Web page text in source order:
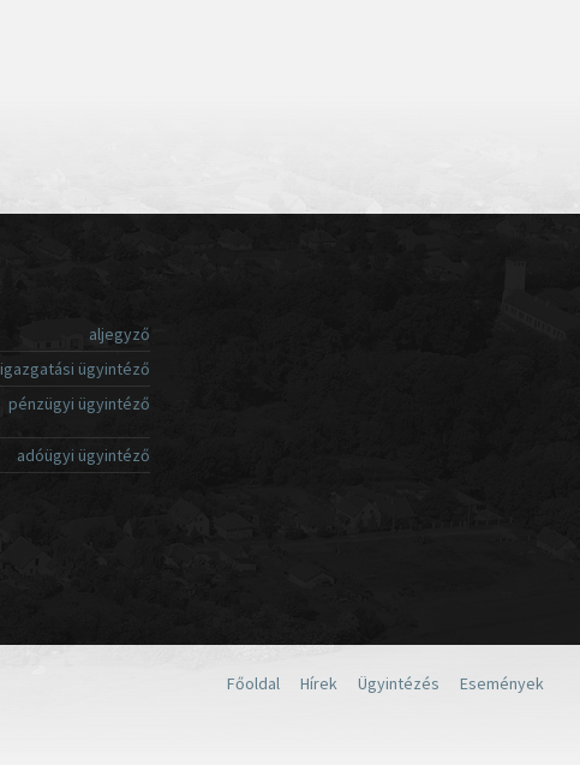
aljegyző
igazgatási ügyintéző
pénzügyi ügyintéző
adóügyi ügyintéző
Főoldal Hírek Ügyintézés Események